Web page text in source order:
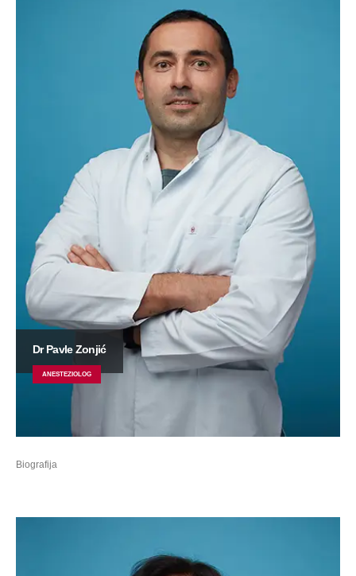
Dr Pavle Zonjić
ANESTEZIOLOG
Biografija